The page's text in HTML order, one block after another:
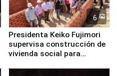
6
Presidenta Keiko Fujimori
supervisa construcción de
vivienda social para